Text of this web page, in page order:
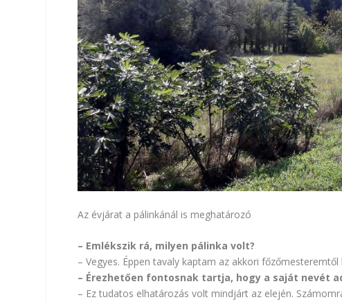
Az évjárat a pálinkánál is meghatározó
– Emlékszik rá, milyen pálinka volt?
– Vegyes. Éppen tavaly kaptam az akkori
– Érezhetően fontosnak tartja, hogy a saját nevét
– Ez tudatos elhatározás volt mindjárt az elején.